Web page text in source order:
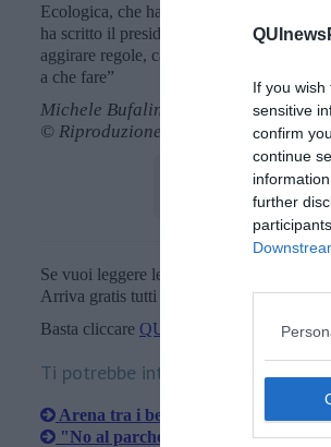
If you
sensitive
confirm
continue
further
Ecologica, che ha sede a Pisa, ha aderito
ha scritto il presidente Pierluigi D’Amico
aggirare regole, cancellare tutele e calare
a che fare”
Michele Bufalino
© Riproduzione riservata
Se vuoi leggere le notizie principali della
Arriva gratis tutti i giorni alle 20:00
Basta cliccare QUI
Ti potrebbe interessare anche:
Arena tra i beni alienabili, "Tante
"No al parcheggio nel vallo dello